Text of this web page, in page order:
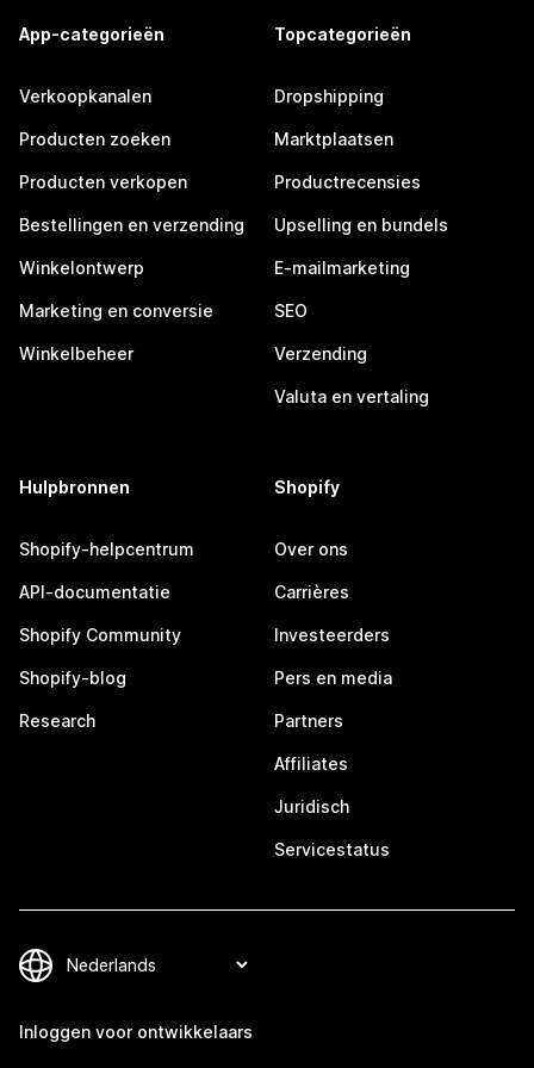
App-categorieën
Verkoopkanalen
Producten zoeken
Producten verkopen
Bestellingen en verzending
Winkelontwerp
Marketing en conversie
Winkelbeheer
Topcategorieën
Dropshipping
Marktplaatsen
Productrecensies
Upselling en bundels
E-mailmarketing
SEO
Verzending
Valuta en vertaling
Hulpbronnen
Shopify-helpcentrum
API-documentatie
Shopify Community
Shopify-blog
Research
Shopify
Over ons
Carrières
Investeerders
Pers en media
Partners
Affiliates
Juridisch
Servicestatus
Inloggen voor ontwikkelaars